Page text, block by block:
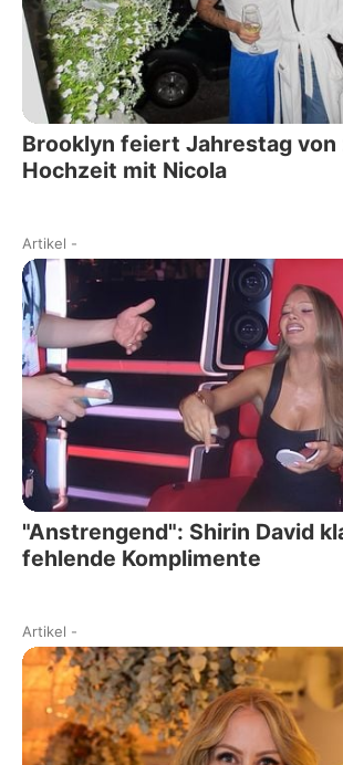
Brooklyn feiert Jahrestag
Hochzeit mit Nicola
Artikel -
"Anstrengend": Shirin David
fehlende Komplimente
Artikel -